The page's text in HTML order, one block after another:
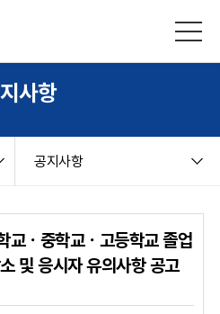
사항
공지사항
ㆍ중학교ㆍ고등학교 졸업
및 응시자 유의사항 공고